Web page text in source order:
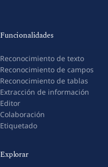
Funcionalidades
Reconocimiento de texto
Reconocimiento de campos
Reconocimiento de tablas
Extracción de información
Editor
Colaboración